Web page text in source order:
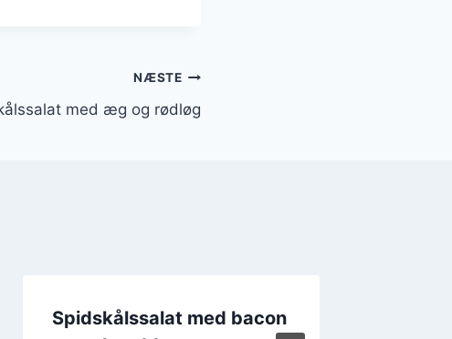
NÆSTE
med æg og rødløg
Spidskålssalat med bacon